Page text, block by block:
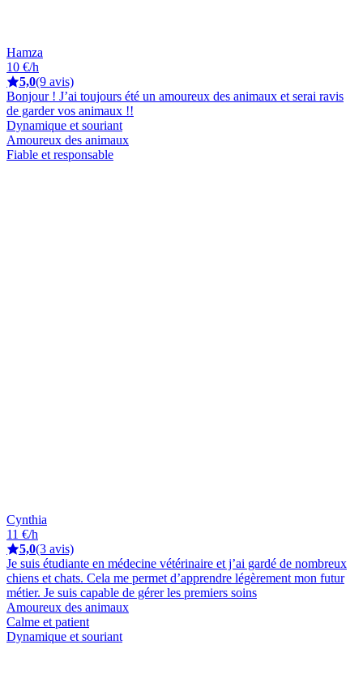
Hamza
10 €/h
5,0(9 avis)
Bonjour ! J’ai toujours été un amoureux des animaux et serai ravis
de garder vos animaux !!
Dynamique et souriant
Amoureux des animaux
Fiable et responsable
Cynthia
11 €/h
5,0(3 avis)
Je suis étudiante en médecine vétérinaire et j’ai gardé de nombreux
chiens et chats. Cela me permet d’apprendre légèrement mon futur
métier. Je suis capable de gérer les premiers soins
Amoureux des animaux
Calme et patient
Dynamique et souriant